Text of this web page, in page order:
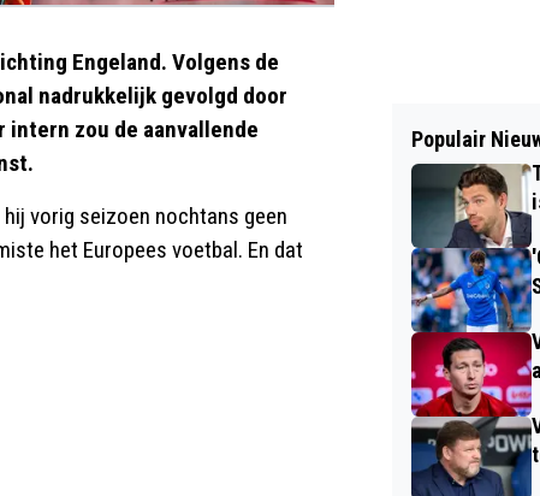
Engeland. Volgens de
nadrukkelijk gevolgd door
intern zou de aanvallende
hij vorig seizoen nochtans geen
het Europees voetbal. En dat
Populair